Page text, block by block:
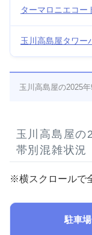
ターマロニエコー
玉川高島屋タワー
玉川高島屋の2025
玉川高島屋
帯別混雑状況
※横スクロールで
駐車場